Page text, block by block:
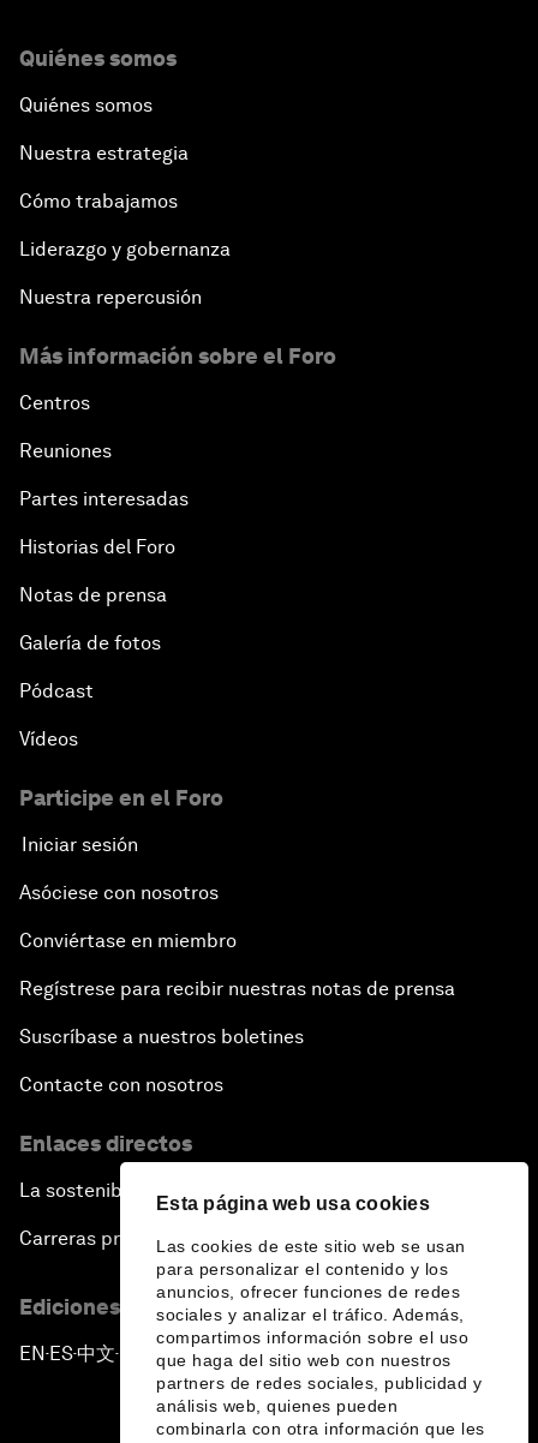
Esta página web usa cookies
Las cookies de este sitio web se usan
para personalizar el contenido y los
anuncios, ofrecer funciones de redes
sociales y analizar el tráfico. Además,
compartimos información sobre el uso
que haga del sitio web con nuestros
partners de redes sociales, publicidad y
análisis web, quienes pueden
combinarla con otra información que les
Quiénes somos
Quiénes somos
Nuestra estrategia
Cómo trabajamos
Liderazgo y gobernanza
Nuestra repercusión
Más información sobre el Foro
Centros
Reuniones
Partes interesadas
Historias del Foro
Notas de prensa
Galería de fotos
Pódcast
Vídeos
Participe en el Foro
Iniciar sesión
Asóciese con nosotros
Conviértase en miembro
Regístrese para recibir nuestras notas de prensa
Suscríbase a nuestros boletines
Contacte con nosotros
Enlaces directos
La sostenibilidad en el Foro
Carreras profesionales
Ediciones en otros idiomas
EN ▪ES▪中文▪ 日本語